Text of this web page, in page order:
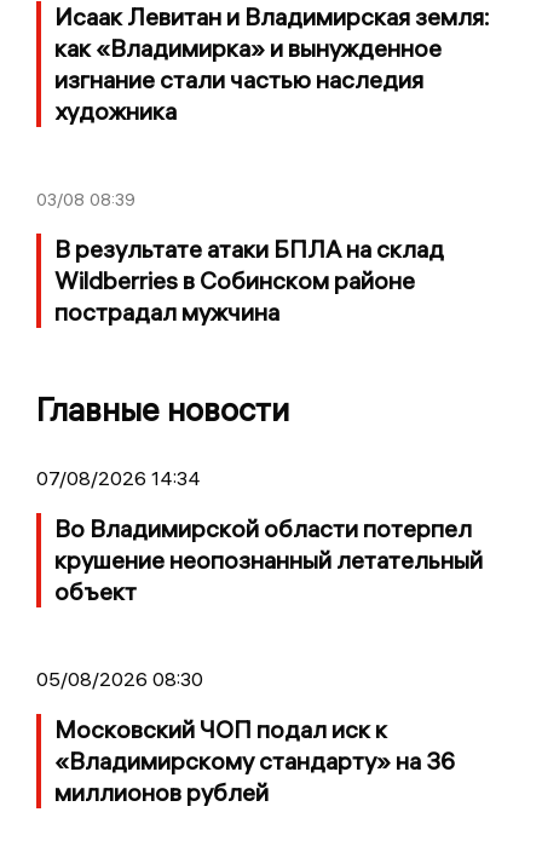
Исаак Левитан и Владимирская земля:
как «Владимирка» и вынужденное
изгнание стали частью наследия
художника
03/08 08:39
В результате атаки БПЛА на склад
Wildberries в Собинском районе
пострадал мужчина
Главные новости
07/08/2026 14:34
Во Владимирской области потерпел
крушение неопознанный летательный
объект
05/08/2026 08:30
Московский ЧОП подал иск к
«Владимирскому стандарту» на 36
миллионов рублей